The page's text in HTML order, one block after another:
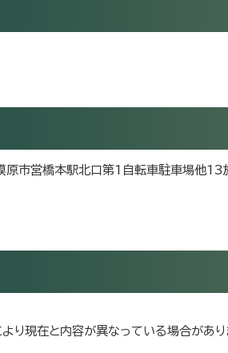
原市営橋本駅北口第1自転車駐車場他13
り現在と内容が異なっている場合があり